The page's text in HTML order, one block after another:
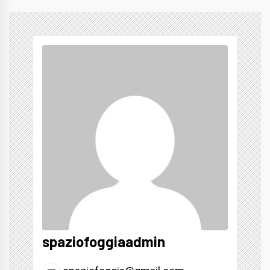
spaziofoggiaadmin